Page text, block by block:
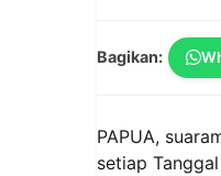
Bagikan:
PAPUA,
setiap